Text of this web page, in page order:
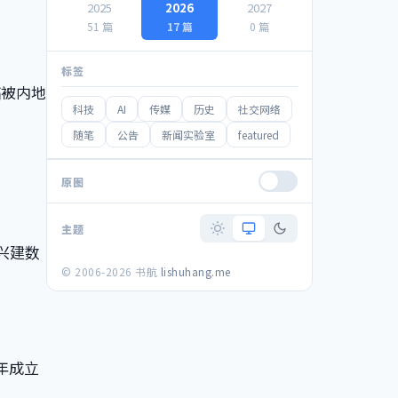
内地
建数
成立
2025
51 篇
2026
17 篇
2027
0 篇
标签
科技 AI 传媒 历史
社交网络
随笔
公告 新闻实验室 featured
原图
主题
© 2006-2026 书航 lishuhang.me